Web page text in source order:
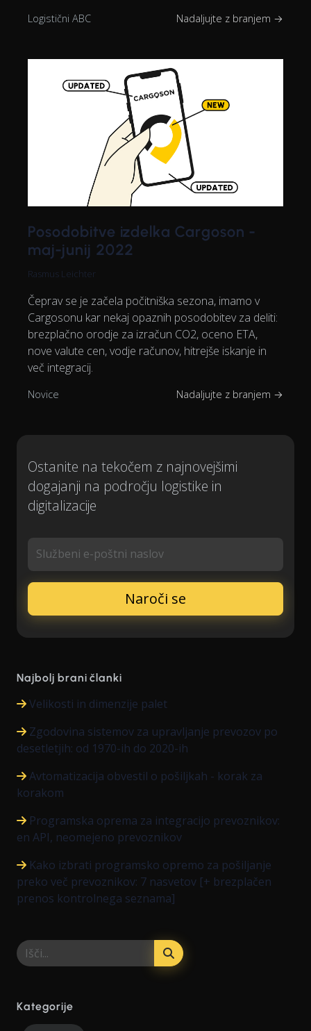
Logistični ABC Nadaljujte z branjem →
Posodobitve izdelka Cargoson -
maj-junij 2022
Rasmus Leichter
Čeprav se je začela počitniška sezona, imamo v
Cargosonu kar nekaj opaznih posodobitev za deliti:
brezplačno orodje za izračun CO2, oceno ETA,
nove valute cen, vodje računov, hitrejše iskanje in
več integracij.
Novice Nadaljujte z branjem →
Ostanite na tekočem z najnovejšimi
dogajanji na področju logistike in
digitalizacije
Službeni e-poštni naslov
Najbolj brani članki
Velikosti in dimenzije palet
Zgodovina sistemov za upravljanje prevozov po
desetletjih: od 1970-ih do 2020-ih
Avtomatizacija obvestil o pošiljkah - korak za
korakom
Programska oprema za integracijo prevoznikov:
en API, neomejeno prevoznikov
Kako izbrati programsko opremo za pošiljanje
preko več prevoznikov: 7 nasvetov [+ brezplačen
prenos kontrolnega seznama]
Kategorije